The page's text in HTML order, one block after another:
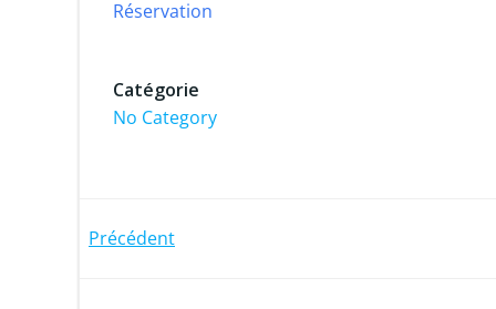
Réservation
Catégorie
No Category
Post
Précédent